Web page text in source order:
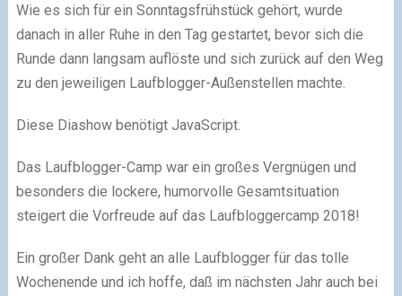
Wie es sich für ein Sonntagsfrühstück gehört, wurde
danach in aller Ruhe in den Tag gestartet, bevor sich die
Runde dann langsam auflöste und sich zurück auf den Weg
zu den jeweiligen Laufblogger-Außenstellen machte.
Diese Diashow benötigt JavaScript.
Das Laufblogger-Camp war ein großes Vergnügen und
besonders die lockere, humorvolle Gesamtsituation
steigert die Vorfreude auf das Laufbloggercamp 2018!
Ein großer Dank geht an alle Laufblogger für das tolle
Wochenende und ich hoffe, daß im nächsten Jahr auch bei